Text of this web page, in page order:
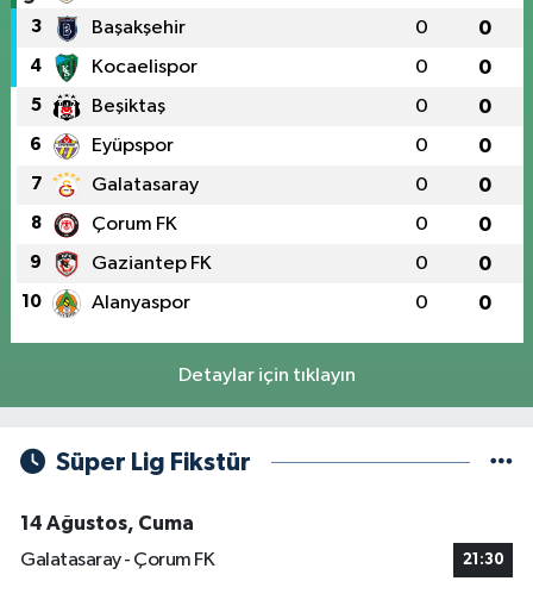
3 Başakşehir 0 0
4 Kocaelispor 0 0
5 Beşiktaş 0 0
6 Eyüpspor 0 0
7 Galatasaray 0 0
8 Çorum FK 0 0
9 Gaziantep FK 0 0
10 Alanyaspor 0 0
Detaylar için tıklayın
Süper Lig Fikstür
14 Ağustos, Cuma
Galatasaray - Çorum FK
21:30